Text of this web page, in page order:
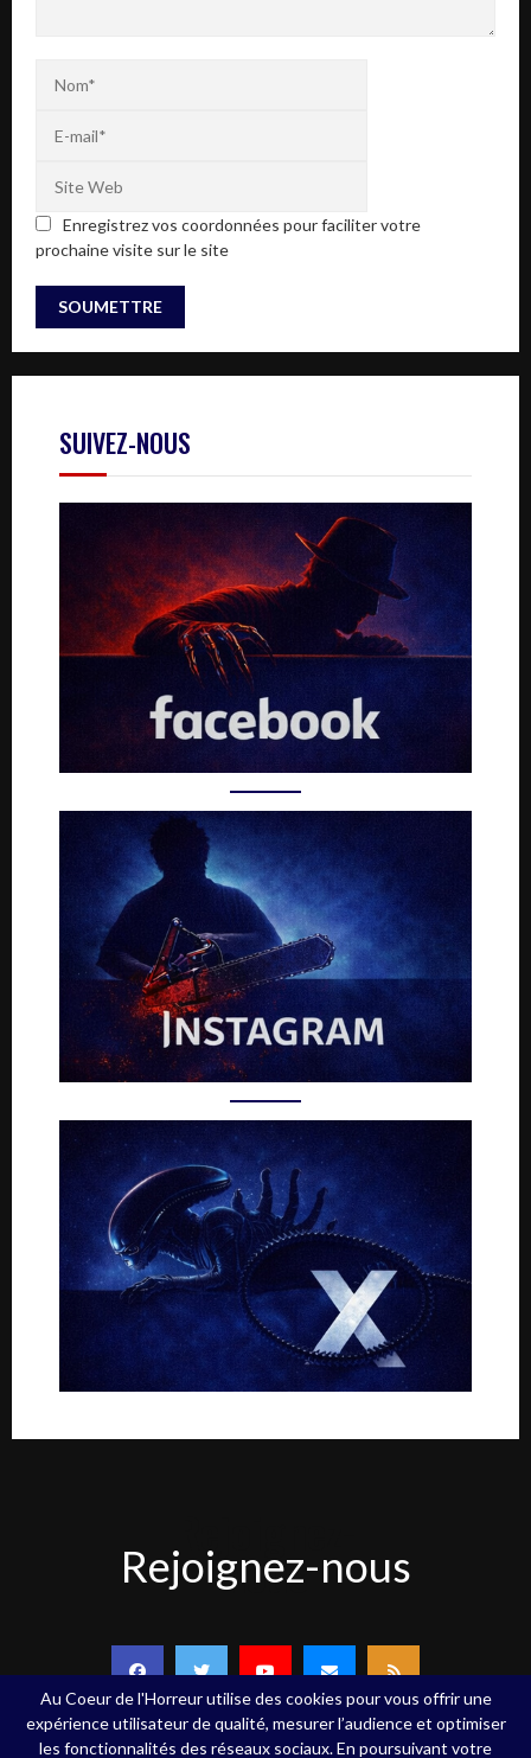
Enregistrez vos coordonnées pour faciliter votre
prochaine visite sur le site
SUIVEZ-NOUS
nous
Rejoignez-nous
Au Coeur de l'Horreur utilise des cookies pour vous offrir une
expérience utilisateur de qualité, mesurer l’audience et optimiser
les fonctionnalités des réseaux sociaux. En poursuivant votre